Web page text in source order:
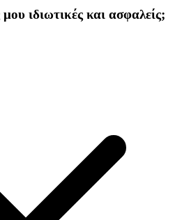
ιδιωτικές και ασφαλείς;